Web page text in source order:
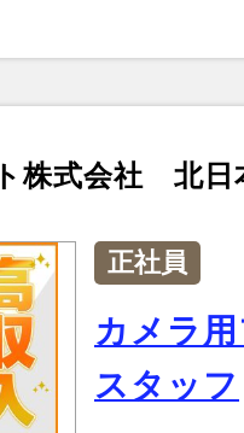
株式会社 北日
正社員
カメラ
スタッフ